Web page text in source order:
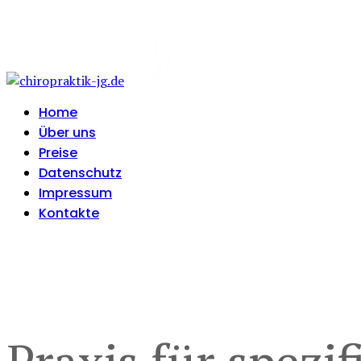
Home
Über uns
Preise
Datenschutz
Impressum
Kontakte